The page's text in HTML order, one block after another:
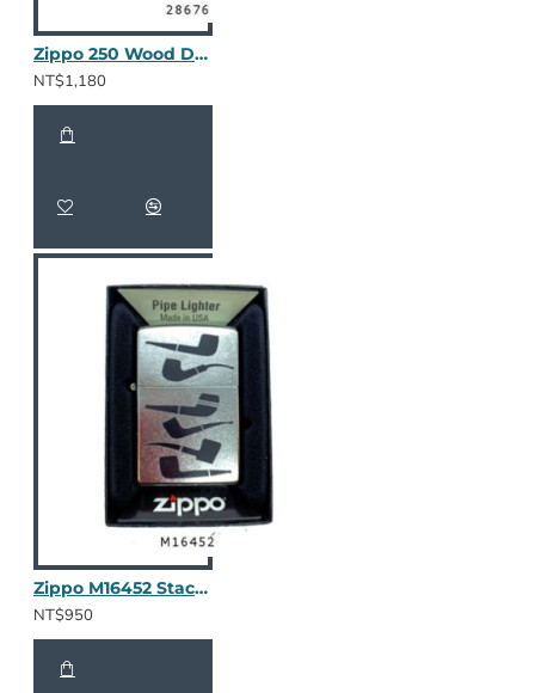
Zippo 250 Wood Design
NT$1,180
Zippo M16452 Stacked Pipes
NT$950